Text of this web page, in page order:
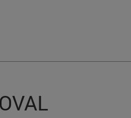
de la
defensa.